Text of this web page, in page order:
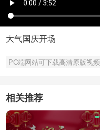
大气国庆开场
PC端网站可下载高清原版视频
相关推荐